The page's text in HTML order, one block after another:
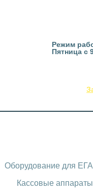
Режим
Пятница с
Оборудование для
Кассовые аппараты